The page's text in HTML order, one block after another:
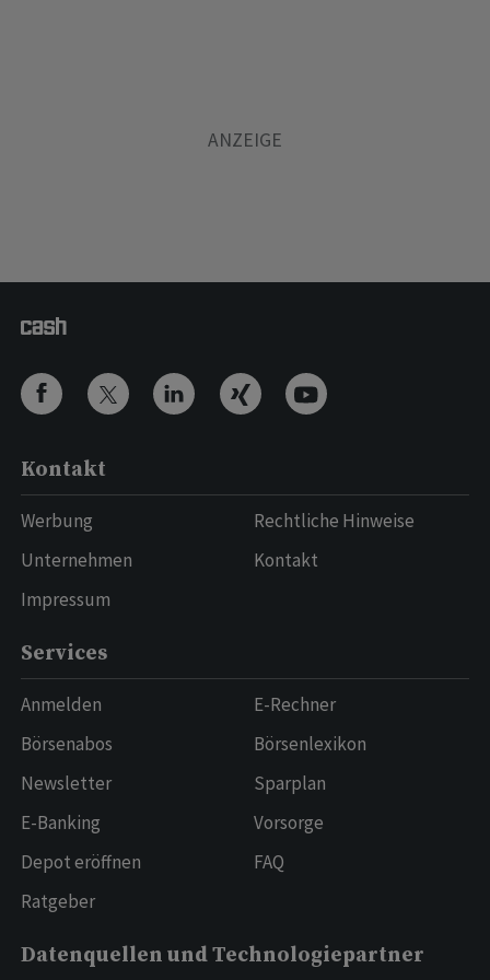
Kontakt
Werbung
Unternehmen
Impressum
Rechtliche Hinweise
Kontakt
Services
Anmelden
Börsenabos
Newsletter
E-Banking
Depot eröffnen
Ratgeber
E-Rechner
Börsenlexikon
Sparplan
Vorsorge
FAQ
Datenquellen und Technologiepartner